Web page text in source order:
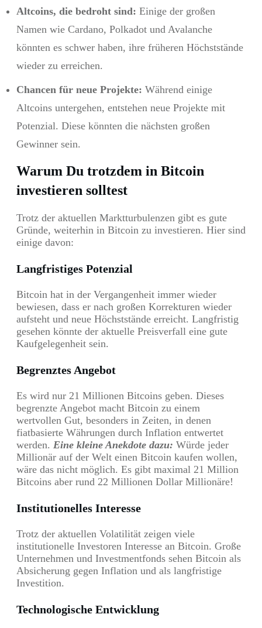
Altcoins, die bedroht sind: Einige der großen
Namen wie Cardano, Polkadot und Avalanche
könnten es schwer haben, ihre früheren Höchststände
wieder zu erreichen.
Chancen für neue Projekte: Während einige
Altcoins untergehen, entstehen neue Projekte mit
Potenzial. Diese könnten die nächsten großen
Gewinner sein.
Warum Du trotzdem in Bitcoin
investieren solltest
Trotz der aktuellen Marktturbulenzen gibt es gute
Gründe, weiterhin in Bitcoin zu investieren. Hier sind
einige davon:
Langfristiges Potenzial
Bitcoin hat in der Vergangenheit immer wieder
bewiesen, dass er nach großen Korrekturen wieder
aufsteht und neue Höchststände erreicht. Langfristig
gesehen könnte der aktuelle Preisverfall eine gute
Kaufgelegenheit sein.
Begrenztes Angebot
Es wird nur 21 Millionen Bitcoins geben. Dieses
begrenzte Angebot macht Bitcoin zu einem
wertvollen Gut, besonders in Zeiten, in denen
fiatbasierte Währungen durch Inflation entwertet
werden. Eine kleine Anekdote dazu: Würde jeder
Millionär auf der Welt einen Bitcoin kaufen wollen,
wäre das nicht möglich. Es gibt maximal 21 Million
Bitcoins aber rund 22 Millionen Dollar Millionäre!
Institutionelles Interesse
Trotz der aktuellen Volatilität zeigen viele
institutionelle Investoren Interesse an Bitcoin. Große
Unternehmen und Investmentfonds sehen Bitcoin als
Absicherung gegen Inflation und als langfristige
Investition.
Technologische Entwicklung